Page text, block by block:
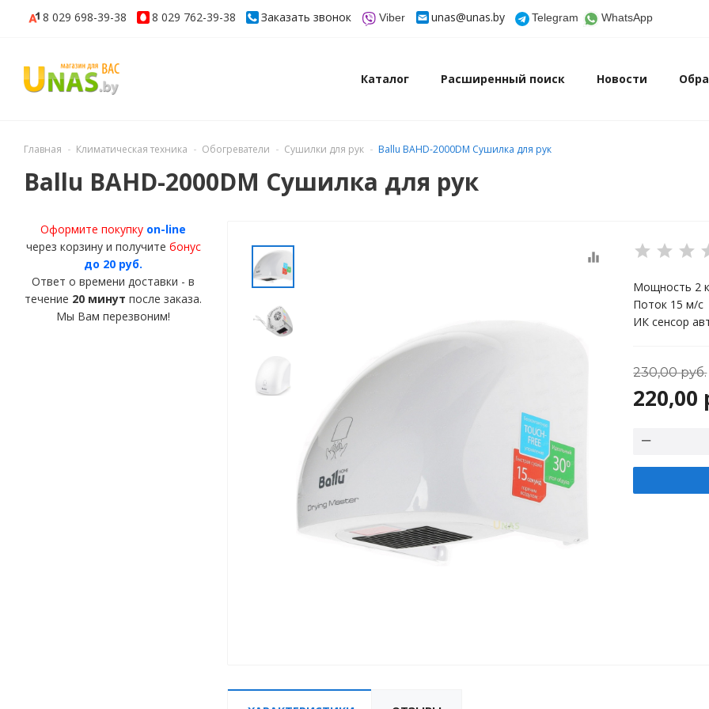
8 029 698-39-38 8 029 762-39-38 Заказать звонок Viber unas@unas.by Telegram WhatsApp
Каталог Расширенный поиск Новости
Главная Климатическая техника Обогреватели Сушилки для рук Ballu BAHD-2000DM Сушилка для рук
Ballu BAHD-2000DM Сушилка для рук
Оформите покупку on-line
через корзину и получите бонус
до 20 руб.
Ответ о времени доставки - в
течение 20 минут после заказа.
Мы Вам перезвоним!
equalizer
Мощность 2
Поток 15 м/с
ИК сенсор
230,00руб.
220,00